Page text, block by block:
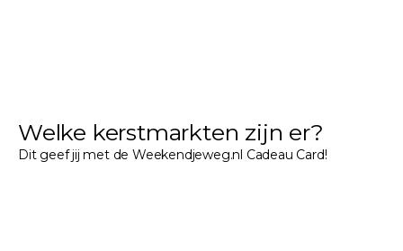
Welke kerstmarkten zijn er?
Dit geef jij met de Weekendjeweg.nl Cadeau Card!